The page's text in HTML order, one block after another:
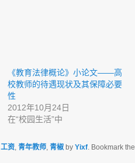
《教育法律概论》小论文——高
校教师的待遇现状及其保障必要
性
2012年10月24日
在“校园生活”中
工资, 青年教师, 青椒 by Yixf. Bookmark the